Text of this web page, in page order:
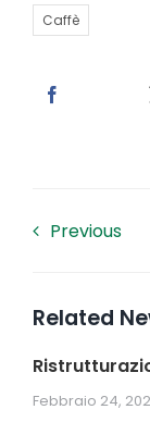
Caffè
Previous
Related
Febbraio 24,